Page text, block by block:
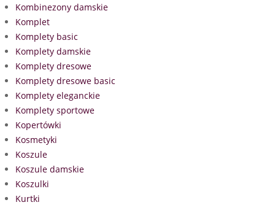
Kombinezony damskie
Komplet
Komplety basic
Komplety damskie
Komplety dresowe
Komplety dresowe basic
Komplety eleganckie
Komplety sportowe
Kopertówki
Kosmetyki
Koszule
Koszule damskie
Koszulki
Kurtki